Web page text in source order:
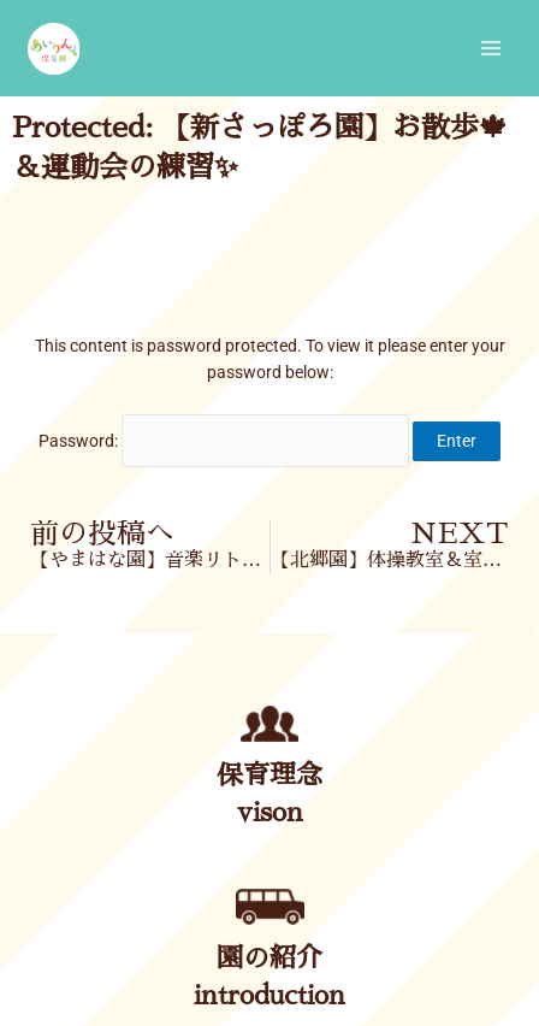
content
Protected: 【新さっぽろ園】お散歩🍁
＆運動会の練習✨
This content is password protected. To view it please enter your
password below:
Password:
Prev
前の投稿へ
【やまはな園】音楽リトミック🎵
NEXT
【北郷園】体操教室＆室内あそび🎶
保育理念
vison
園の紹介
introduction